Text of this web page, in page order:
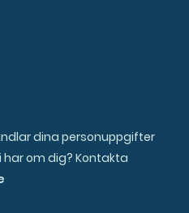
dina personuppgifter
har om dig? Kontakta